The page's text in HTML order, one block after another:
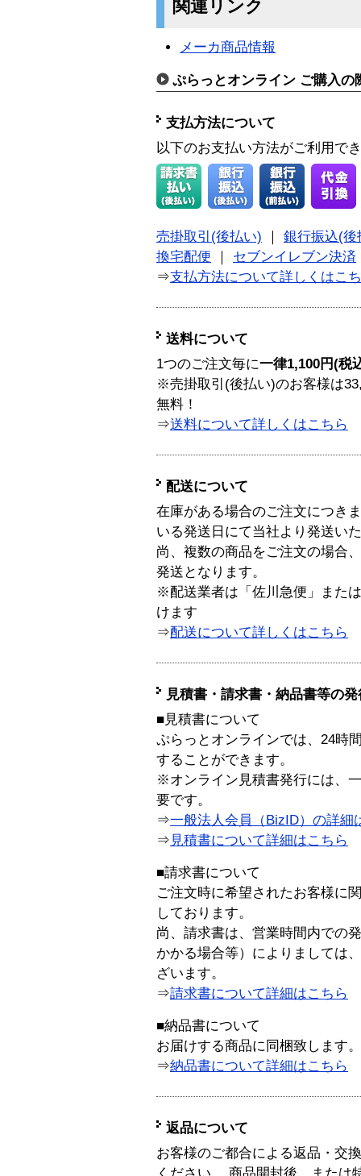
関連リンク
メーカ商品情報
ぷらっとオンライン ご購入の
支払方法について
以下のお支払い方法がご利用で
売掛取引(後払い)
銀行振込(後
換宅配便
セブンイレブン決済
⇒支払方法について詳しくはこ
送料について
1つのご注文毎に一律1,100円(税
※売掛取引(後払い)のお客様は
無料！
⇒送料について詳しくはこちら
配送について
在庫がある場合のご注文につき
いる発送日にて当社より発送い
尚、複数の商品をご注文の場合
発送となります。
※配送業者は「佐川急便」また
けます
⇒配送について詳しくはこちら
見積書・請求書・納品書等の
■見積書について
ぷらっとオンラインでは、24時
することができます。
※オンライン見積書発行には、
要です。
⇒一般法人会員（BizID）の詳細
⇒ 見積書について詳細はこちら
■請求書について
ご注文時に希望されたお客様に
しております。
尚、請求書は、営業時間内での
かかる場合等）によりましては
ざいます。
⇒請求書について詳細はこちら
■納品書について
お届けする商品に同梱致します。
⇒納品書について詳細はこちら
返品について
お客様のご都合による返品・交